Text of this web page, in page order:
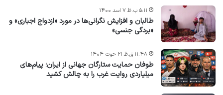
طالبان و افزایش نگرانی‌ها در مورد «ازدواج اجباری» و
«بردگی جنسی»
۵:۱۱ ب.ظ ۷ اسد ۱۴۰۰
طوفان حمایت ستارگان جهانی از ایران؛ پیام‌های
میلیاردی روایت غرب را به چالش کشید
۱۱:۴۸ ق.ظ ۲۱ حوت ۱۴۰۴